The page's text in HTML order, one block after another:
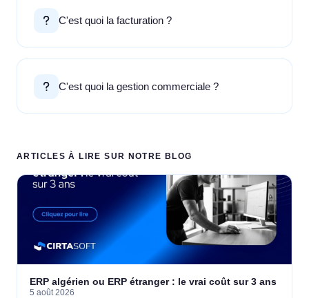
C'est quoi la facturation ?
C'est quoi la gestion commerciale ?
ARTICLES À LIRE SUR NOTRE BLOG
ERP algérien ou ERP étranger : le vrai coût sur 3 ans
5 août 2026